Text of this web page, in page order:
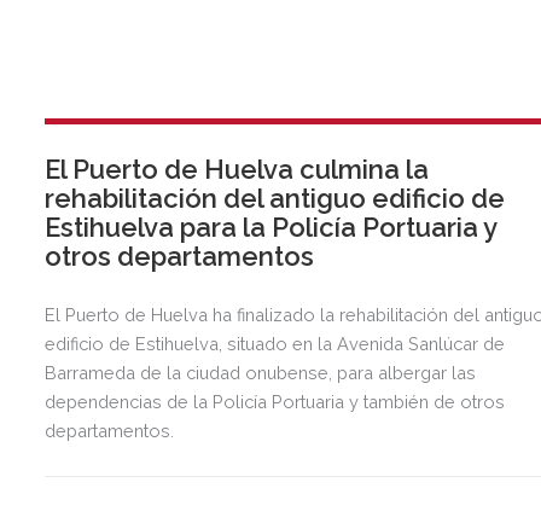
El Puerto de Huelva culmina la
rehabilitación del antiguo edificio de
Estihuelva para la Policía Portuaria y
otros departamentos
El Puerto de Huelva ha finalizado la rehabilitación del
edificio de Estihuelva, situado en la Avenida Sanlúcar de
Barrameda de la ciudad onubense, para albergar las
dependencias de la Policía Portuaria y también de otros
departamentos.